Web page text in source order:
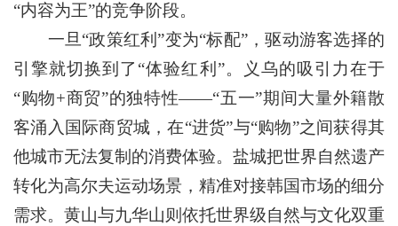
“内容为王”的竞争阶段。
一旦“政策红利”变为“标配”，驱动游客选择的
引擎就切换到了“体验红利”。义乌的吸引力在于
“购物+商贸”的独特性——“五一”期间大量外籍散
客涌入国际商贸城，在“进货”与“购物”之间获得其
他城市无法复制的消费体验。盐城把世界自然遗产
转化为高尔夫运动场景，精准对接韩国市场的细分
需求。黄山与九华山则依托世界级自然与文化双重